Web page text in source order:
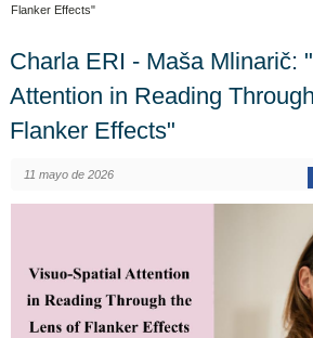
Flanker Effects"
Charla ERI - Maša Mlinarič:
Attention in Reading
Flanker Effects"
11 mayo de 2026